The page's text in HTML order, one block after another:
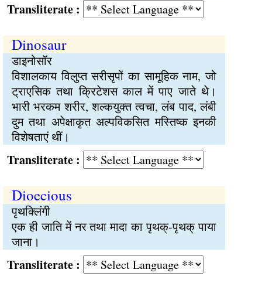
:
Dinosaur
डाइनोसॉर
विशालकाय विलुप्त सरीसृपों का सामूहिक नाम, जो
ट्राएसिक तथा क्रिटेशस काल में पाए जाते थे।
भारी भरकम शरीर, शल्कयुक्त त्वचा, लंब पाद, लंबी
दुम तथा अपेक्षाकृत अल्पविकसित मस्तिष्क इनकी
विशेषताएं थीं।
:
Dioecious
पृथक्लिंगी
एक ही जाति में नर तथा मादा का पृथक्-पृथक् पाया
जाना।
: